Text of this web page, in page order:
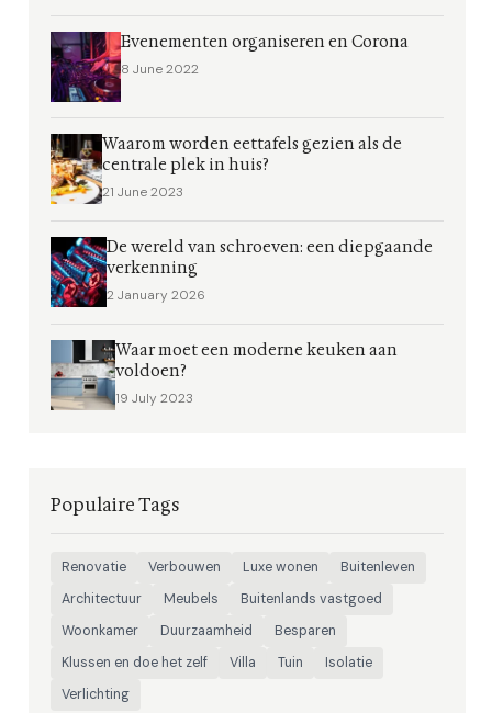
Evenementen organiseren en Corona
8 June 2022
Waarom worden eettafels gezien als de
centrale plek in huis?
21 June 2023
De wereld van schroeven: een diepgaande
verkenning
2 January 2026
Waar moet een moderne keuken aan
voldoen?
19 July 2023
Populaire Tags
Renovatie Verbouwen Luxe wonen
Buitenleven
Architectuur
Meubels
Buitenlands vastgoed
Woonkamer
Duurzaamheid
Besparen
Klussen en doe het zelf
Villa Tuin
Isolatie
Verlichting